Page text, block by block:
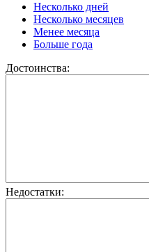
Несколько дней
Несколько месяцев
Менее месяца
Больше года
Достоинства:
Недостатки: